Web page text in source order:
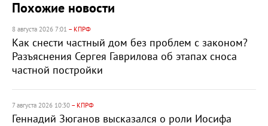
Похожие новости
8 августа 2026 7:01 – КПРФ
Как снести частный дом без проблем с законом?
Разъяснения Сергея Гаврилова об этапах сноса
частной постройки
7 августа 2026 10:30 – КПРФ
Геннадий Зюганов высказался о роли Иосифа